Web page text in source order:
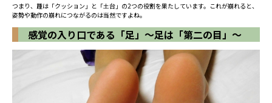
つまり、踵は「クッション」と「土台」の2つの役割を果たしています。これが崩れると、
姿勢や動作の崩れにつながるのは当然ですよね。
感覚の入り口である「足」〜足は「第二の目」〜